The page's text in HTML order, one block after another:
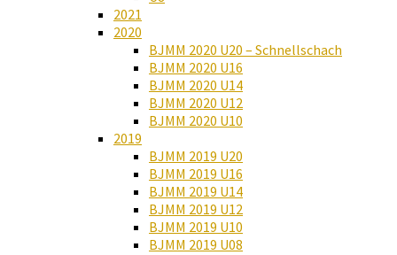
2021
2020
BJMM 2020 U20 – Schnellschach
BJMM 2020 U16
BJMM 2020 U14
BJMM 2020 U12
BJMM 2020 U10
2019
BJMM 2019 U20
BJMM 2019 U16
BJMM 2019 U14
BJMM 2019 U12
BJMM 2019 U10
BJMM 2019 U08